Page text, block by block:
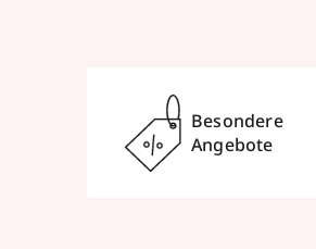
Besondere
Angebote